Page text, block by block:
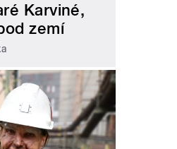
Karviné,
zemí